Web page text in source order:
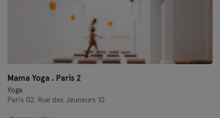
Mama Yoga . Paris 2
Yoga
Paris 02, Rue des Jeuneurs 10